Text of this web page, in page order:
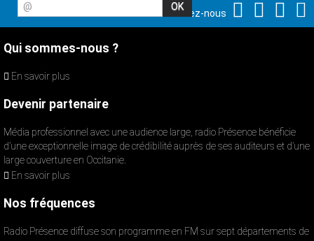
@
Suivez-nous
Qui sommes-nous ?
En savoir plus
Devenir partenaire
Média professionnel avec une audience large, radio Présence bénéficie
d’une exceptionnelle image de crédibilité auprès de ses auditeurs et d’une
large couverture en Occitanie.
En savoir plus
Nos fréquences
Radio Présence diffuse son programme en FM sur sept départements de